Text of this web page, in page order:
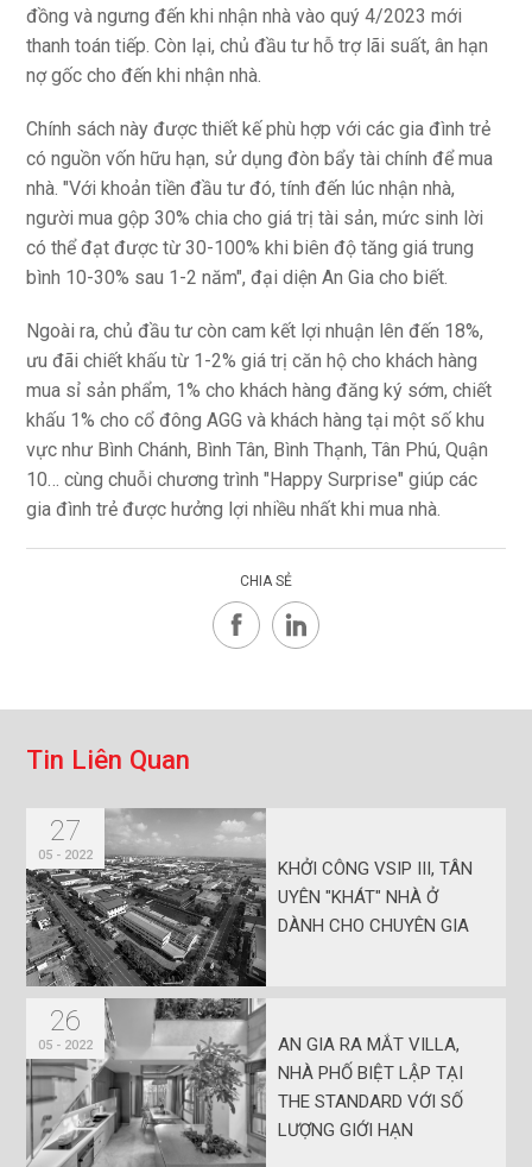
đồng và ngưng đến khi nhận nhà vào quý 4/2023 mới
thanh toán tiếp. Còn lại, chủ đầu tư hỗ trợ lãi suất, ân hạn
nợ gốc cho đến khi nhận nhà.
Chính sách này được thiết kế phù hợp với các gia đình trẻ
có nguồn vốn hữu hạn, sử dụng đòn bẩy tài chính để mua
nhà. "Với khoản tiền đầu tư đó, tính đến lúc nhận nhà,
người mua gộp 30% chia cho giá trị tài sản, mức sinh lời
có thể đạt được từ 30-100% khi biên độ tăng giá trung
bình 10-30% sau 1-2 năm", đại diện An Gia cho biết.
Ngoài ra, chủ đầu tư còn cam kết lợi nhuận lên đến 18%,
ưu đãi chiết khấu từ 1-2% giá trị căn hộ cho khách hàng
mua sỉ sản phẩm, 1% cho khách hàng đăng ký sớm, chiết
khấu 1% cho cổ đông AGG và khách hàng tại một số khu
vực như Bình Chánh, Bình Tân, Bình Thạnh, Tân Phú, Quận
10… cùng chuỗi chương trình "Happy Surprise" giúp các
gia đình trẻ được hưởng lợi nhiều nhất khi mua nhà.
CHIA SẺ
Tin Liên Quan
27
05 - 2022
KHỞI CÔNG VSIP III, TÂN
UYÊN "KHÁT" NHÀ Ở
DÀNH CHO CHUYÊN GIA
26
05 - 2022
AN GIA RA MẮT VILLA,
NHÀ PHỐ BIỆT LẬP TẠI
THE STANDARD VỚI SỐ
LƯỢNG GIỚI HẠN